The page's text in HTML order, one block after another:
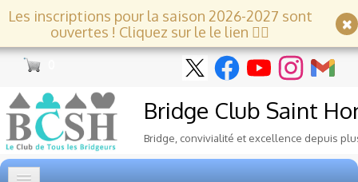
Les inscriptions pour la saison 2026-2027 sont
ouvertes ! Cliquez sur le le lien 👇🏻
Bridge Club Saint
Bridge, convivialité et excellence depuis